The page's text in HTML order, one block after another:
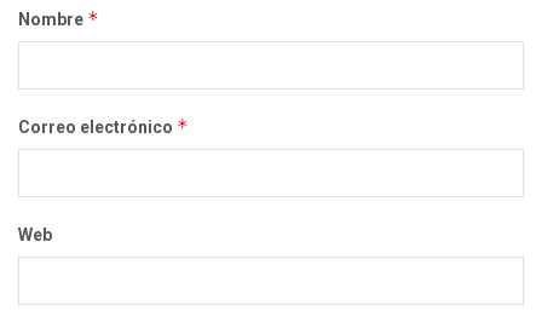
Nombre *
Correo electrónico *
Web